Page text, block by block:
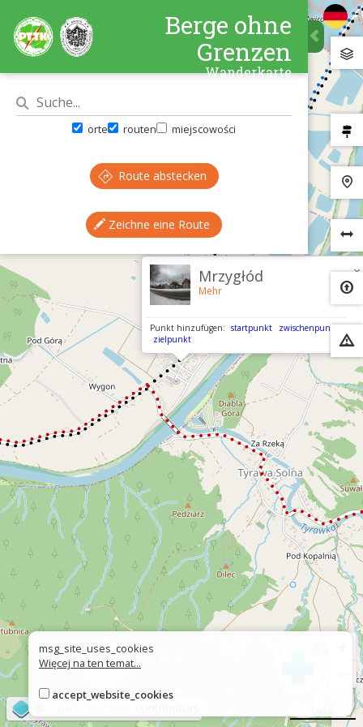
×
Mrzygłód
Mehr
Punkt hinzufügen: startpunkt
zwischenpunkt
zielpunkt
Berge ohne
Grenzen
Wanderkarte
orte routen miejscowości
Route abstecken
Zeichne eine Route
msg_site_uses_cookies
Więcej na ten temat...
accept_website_cookies